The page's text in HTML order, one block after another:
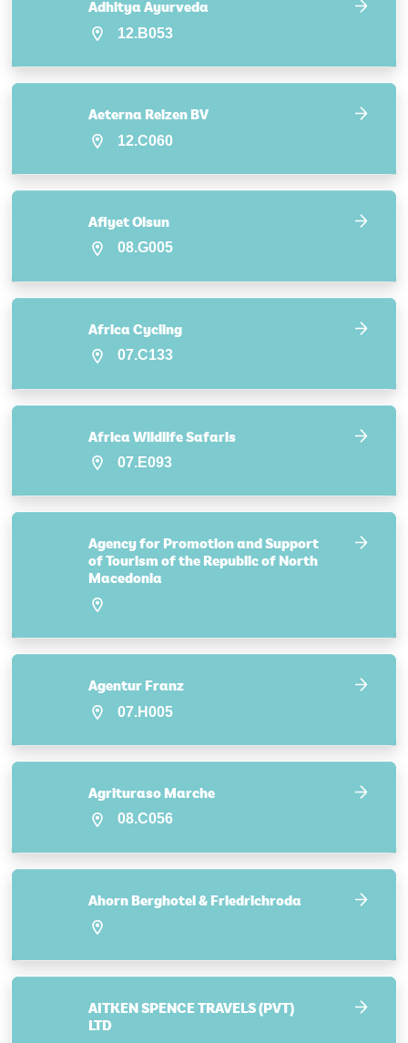
Adhitya Ayurveda
12.B053
Aeterna Reizen BV
12.C060
Afiyet Olsun
08.G005
Africa Cycling
07.C133
Africa Wildlife Safaris
07.E093
Agency for Promotion and Support
of Tourism of the Republic of North
Macedonia
Agentur Franz
07.H005
Agrituraso Marche
08.C056
Ahorn Berghotel & Friedrichroda
AITKEN SPENCE TRAVELS (PVT)
LTD